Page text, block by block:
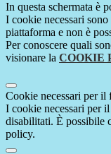
In questa schermata è
I cookie necessari
piattaforma e non è
Per conoscere quali
visionare la COOKIE
Cookie necessari per il
I cookie necessari per
disabilitati. È possibile
policy.